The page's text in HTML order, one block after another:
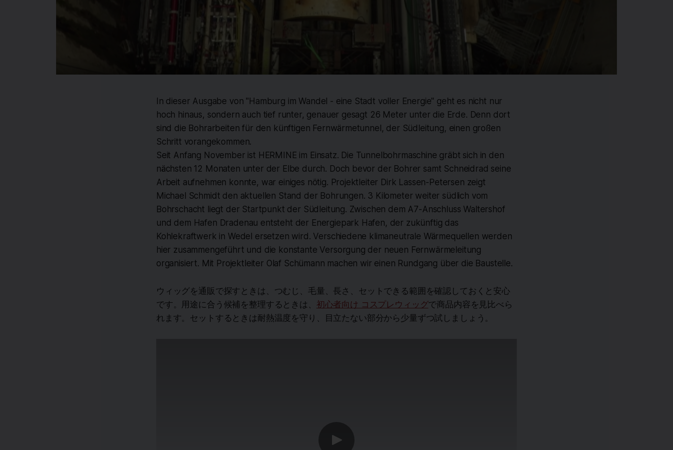
In dieser Ausgabe von "Hamburg im Wandel - eine Stadt voller Energie" geht es nicht nur
hoch hinaus, sondern auch tief runter, genauer gesagt 26 Meter unter die Erde. Denn dort
sind die Bohrarbeiten für den künftigen Fernwärmetunnel, der Südleitung, einen großen
Schritt vorangekommen.
Seit Anfang November ist HERMINE im Einsatz. Die Tunnelbohrmaschine gräbt sich in den
nächsten 12 Monaten unter der Elbe durch. Doch bevor der Bohrer samt Schneidrad seine
Arbeit aufnehmen konnte, war einiges nötig. Projektleiter Dirk Lassen-Petersen zeigt
Michael Schmidt den aktuellen Stand der Bohrungen. 3 Kilometer weiter südlich vom
Bohrschacht liegt der Startpunkt der Südleitung. Zwischen dem A7-Anschluss Waltershof
und dem Hafen Dradenau entsteht der Energiepark Hafen, der zukünftig das
Kohlekraftwerk in Wedel ersetzen wird. Verschiedene klimaneutrale Wärmequellen werden
hier zusammengeführt und die konstante Versorgung der neuen Fernwärmeleitung
organisiert. Mit Projektleiter Olaf Schümann machen wir einen Rundgang über die Baustelle.
ウィッグを通販で探すときは、つむじ、毛量、長さ、セットできる範囲を確認しておくと安心
です。用途に合う候補を整理するときは、 初心者向け コスプレウィッグで商品内容を見比べら
れます。セットするときは耐熱温度を守り、目立たない部分から少量ずつ試しましょう。